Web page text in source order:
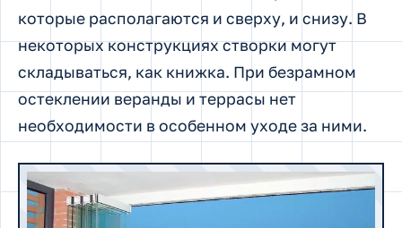
которые располагаются и сверху, и снизу. В
некоторых конструкциях створки могут
складываться, как книжка. При безрамном
остеклении веранды и террасы нет
необходимости в особенном уходе за ними.